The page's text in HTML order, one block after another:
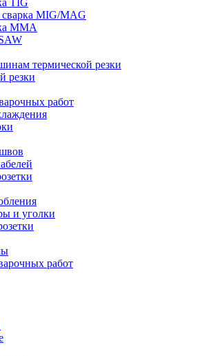
TIG
сварка MIG/MAG
MMA
термической резки
резки
работ
и уголки
работ